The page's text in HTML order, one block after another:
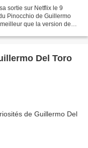
sortie sur Netflix le 9
Pinocchio de Guillermo
que la version de
Del Toro